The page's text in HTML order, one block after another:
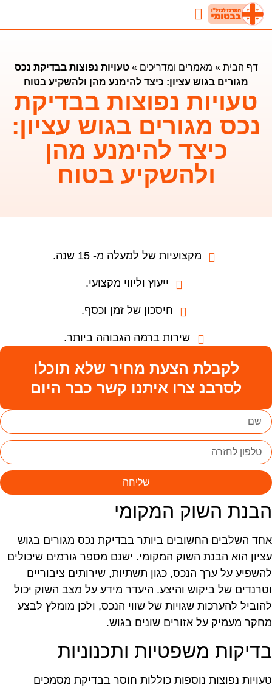
דף הבית»מאמרים ומדריכים»טעויות נפוצות בבדיקת נכס
מגורים בגוש עציון: כיצד להימנע מהן ולהשקיע בטוח
טעויות נפוצות בבדיקת
נכס מגורים בגוש עציון:
כיצד להימנע מהן
ולהשקיע בטוח
מקצועיות של למעלה מ- 15 שנה.
ייעוץ וליווי מקצועי.
חיסכון של זמן וכסף.
שירות ברמה הגבוהה ביותר.
לקבלת הצעת מחיר שלא תוכלו
לסרבנ צרו איתנו קשר כבר היום
שליחה
השוק המקומי
השלבים החשובים ביותר בבדיקת נכס מגורים בגוש
הוא הבנת השוק המקומי. ישנם מספר גורמים שיכולים
על ערך הנכס, כגון תשתיות, שירותים ציבוריים
של ביקוש והיצע. היעדר מידע על מצב השוק יכול
להערכות שגויות של שווי הנכס, ולכן מומלץ לבצע
מעמיק על אזורים שונים בגוש.
משפטיות ותכנוניות
נפוצות נוספות כוללות חוסר בבדיקת מסמכים